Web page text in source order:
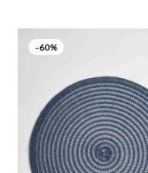
-60%